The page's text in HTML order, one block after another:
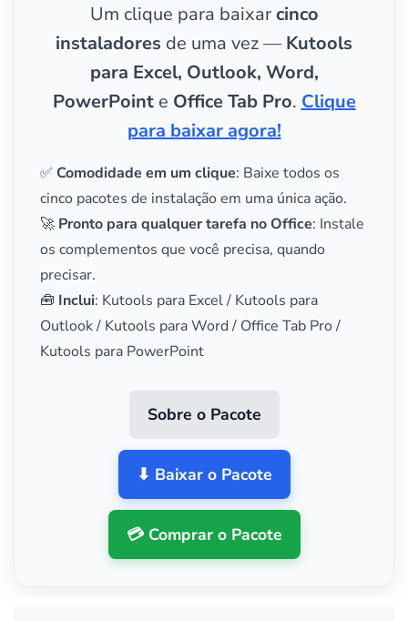
Um clique para baixarcinco
instaladores de uma vez — Kutools
para Excel, Outlook, Word,
PowerPointe Office Tab Pro. Clique
para baixar agora!
✅ Comodidade em um clique: Baixe todos os
cinco pacotes de instalação em uma única ação.
🚀 Pronto para qualquer tarefa no Office: Instale
os complementos que você precisa, quando
precisar.
🧰 Inclui: Kutools para Excel / Kutools para
Outlook / Kutools para Word / Office Tab Pro /
Kutools para PowerPoint
Sobre o Pacote
⬇ Baixar o Pacote
💳 Comprar o Pacote